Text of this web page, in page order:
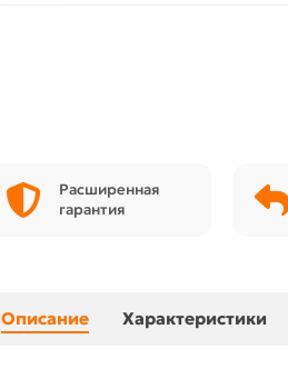
Расширенная
гарантия
Описание Характеристики